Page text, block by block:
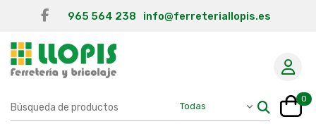
965 564 238 info@ferreteriallopis.es
0